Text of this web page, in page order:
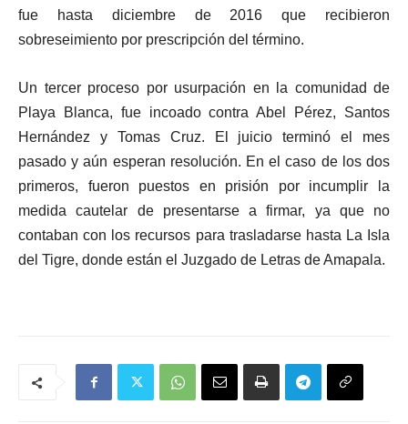
fue hasta diciembre de 2016 que recibieron
sobreseimiento por prescripción del término.
Un tercer proceso por usurpación en la comunidad de
Playa Blanca, fue incoado contra Abel Pérez, Santos
Hernández y Tomas Cruz. El juicio terminó el mes
pasado y aún esperan resolución. En el caso de los dos
primeros, fueron puestos en prisión por incumplir la
medida cautelar de presentarse a firmar, ya que no
contaban con los recursos para trasladarse hasta La Isla
del Tigre, donde están el Juzgado de Letras de Amapala.